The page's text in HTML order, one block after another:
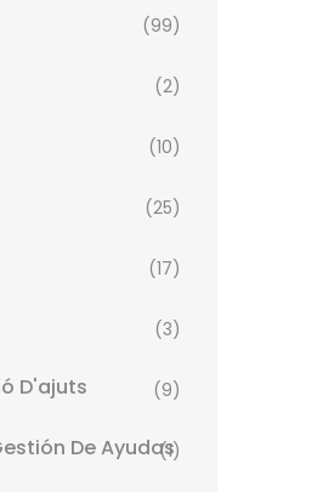
(99)
(2)
(10)
(25)
(17)
(3)
D'ajuts (9)
De Ayudas
(1)